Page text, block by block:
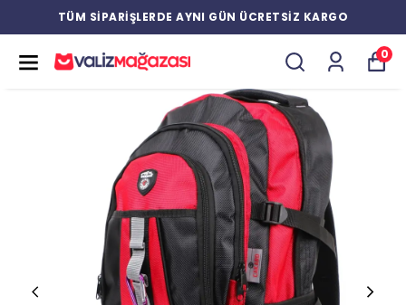
TÜM SİPARİŞLERDE AYNI GÜN ÜCRETSİZ KARGO
0